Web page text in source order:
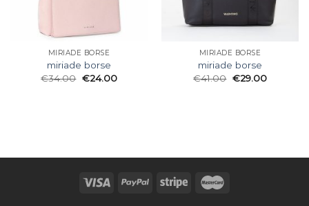
MIRIADE BORSE
miriade borse
€34.00 €24.00
MIRIADE BORSE
miriade borse
€41.00 €29.00